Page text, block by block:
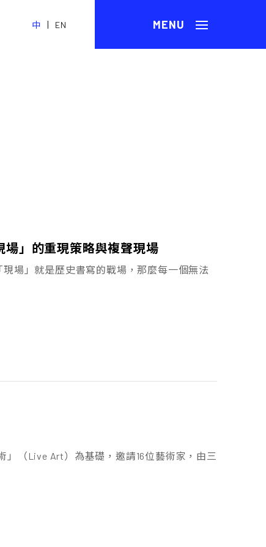
中 | EN
場」的重現策略與複聲現場
場」就是歷史書寫的戰場，那麼每一個無法
（Live Art）為基礎，邀請16位藝術家，由三